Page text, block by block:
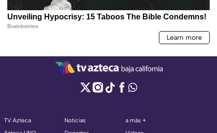
TV Azteca
Noticias
a más +